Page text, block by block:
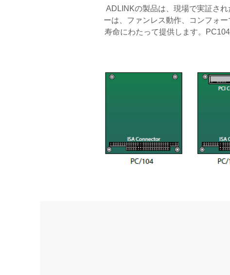
ADLINKの製品は、現場で実証さ
ーは、ファンレス動作、コンフォ
寿命にわたって提供します。